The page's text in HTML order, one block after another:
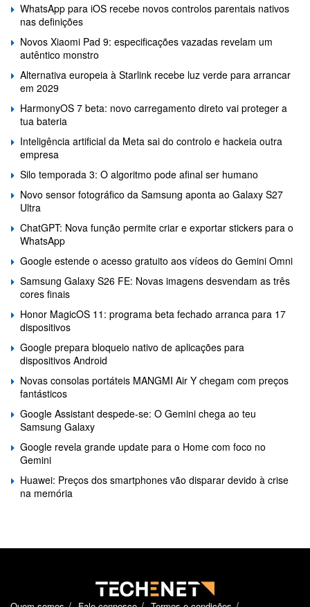
WhatsApp para iOS recebe novos controlos parentais nativos
nas definições
Novos Xiaomi Pad 9: especificações vazadas revelam um
autêntico monstro
Alternativa europeia à Starlink recebe luz verde para arrancar
em 2029
HarmonyOS 7 beta: novo carregamento direto vai proteger a
tua bateria
Inteligência artificial da Meta sai do controlo e hackeia outra
empresa
Silo temporada 3: O algoritmo pode afinal ser humano
Novo sensor fotográfico da Samsung aponta ao Galaxy S27
Ultra
ChatGPT: Nova função permite criar e exportar stickers para o
WhatsApp
Google estende o acesso gratuito aos vídeos do Gemini Omni
Samsung Galaxy S26 FE: Novas imagens desvendam as três
cores finais
Honor MagicOS 11: programa beta fechado arranca para 17
dispositivos
Google prepara bloqueio nativo de aplicações para
dispositivos Android
Novas consolas portáteis MANGMI Air Y chegam com preços
fantásticos
Google Assistant despede-se: O Gemini chega ao teu
Samsung Galaxy
Google revela grande update para o Home com foco no
Gemini
Huawei: Preços dos smartphones vão disparar devido à crise
na memória